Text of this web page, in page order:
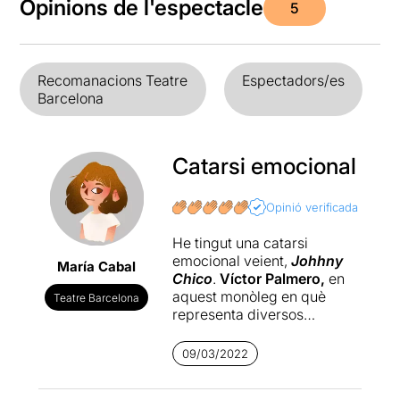
Opinions de l'espectacle 5
Recomanacions Teatre
Barcelona
Espectadors/es
María Cabal
Teatre Barcelona
Catarsi emocional
Opinió verificada
He tingut una catarsi
emocional veient, Johhny
Chico. Víctor Palmero, en
aquest monòleg en què
representa diversos
sense paraules, en silenci,
en xoc. Johhny Chico és
monòleg on les emocions
09/03/2022